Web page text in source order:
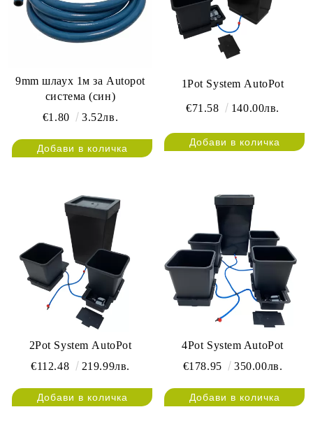
9mm шлаух 1м за Autopot
система (син)
€1.80
3.52лв.
1Pot System AutoPot
€71.58 140.00лв.
2Pot System AutoPot
€112.48
219.99лв.
4Pot System AutoPot
€178.95
350.00лв.